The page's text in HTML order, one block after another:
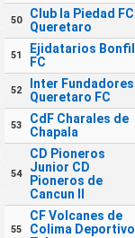
50
Club la Piedad FC
Queretaro
51
Ejidatarios Bonfil
FC
52
Inter Fundadores
Queretaro FC
53
CdF Charales de
Chapala
54
CD Pioneros
Junior CD
Pioneros de
Cancun II
55
CF Volcanes de
Colima Deportivo